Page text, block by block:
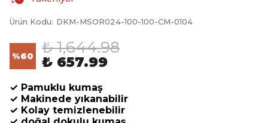
Ürün Kodu: DKM-MSOR024-100-100-CM-0104
%60 ₺ 1,644.98
₺ 657.99
✓ Pamuklu kumaş
✓ Makinede yıkanabilir
✓ Kolay temizlenebilir